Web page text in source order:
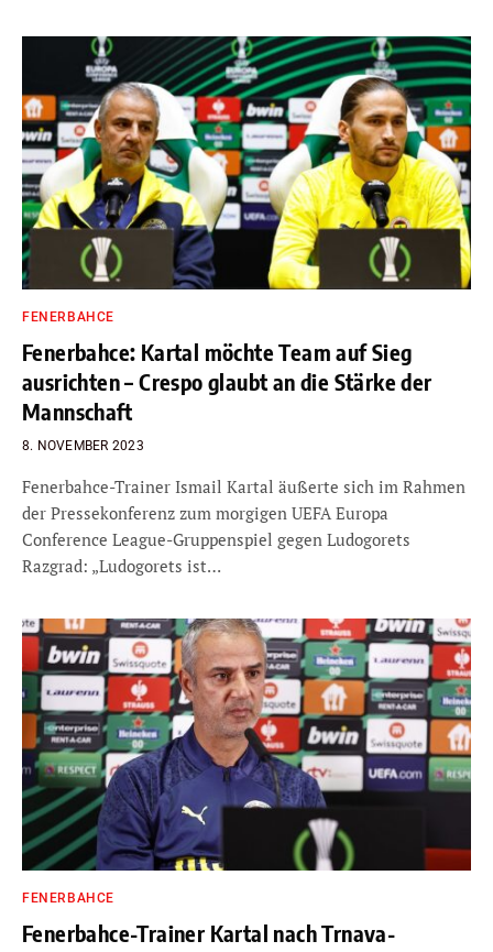
FENERBAHCE
Fenerbahce: Kartal möchte Team auf Sieg
ausrichten – Crespo glaubt an die Stärke der
Mannschaft
8. NOVEMBER 2023
Fenerbahce-Trainer Ismail Kartal äußerte sich im Rahmen
der Pressekonferenz zum morgigen UEFA Europa
Conference League-Gruppenspiel gegen Ludogorets
Razgrad: „Ludogorets ist…
FENERBAHCE
Fenerbahce-Trainer Kartal nach Trnava-